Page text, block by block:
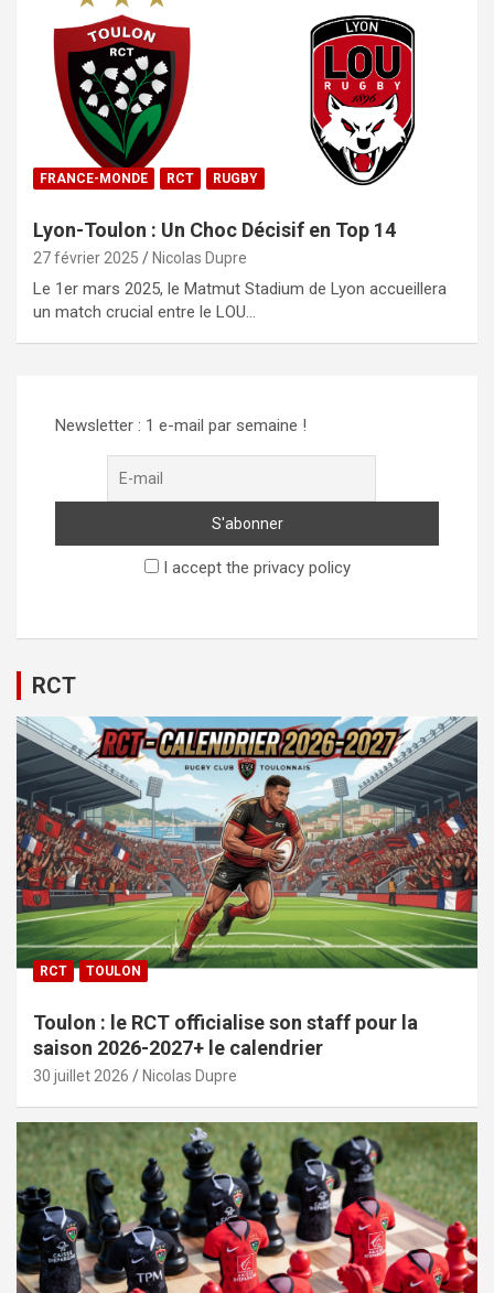
FRANCE-MONDE RCT RUGBY
Lyon-Toulon : Un Choc Décisif en Top 14
27 février 2025 Nicolas Dupre
Le 1er mars 2025, le Matmut Stadium de Lyon accueillera
un match crucial entre le LOU…
Newsletter : 1 e-mail par semaine !
I accept the privacy policy
RCT
RCT TOULON
Toulon : le RCT officialise son staff pour la
saison 2026-2027+ le calendrier
30 juillet 2026 Nicolas Dupre